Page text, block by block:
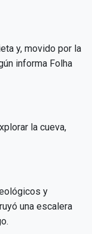
y, movido por la
informa Folha
la cueva,
y
una escalera